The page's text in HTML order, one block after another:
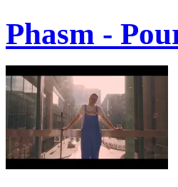
Phasm -